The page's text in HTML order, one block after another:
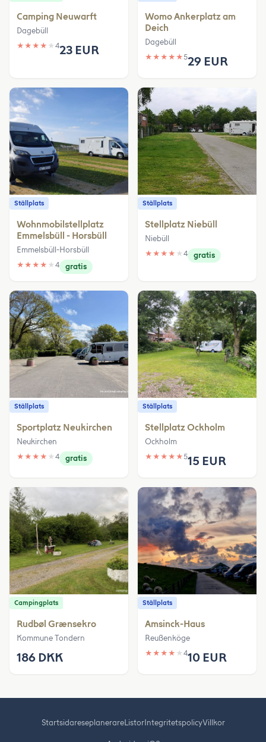
Camping Neuwarft
Dagebüll
★ ★ ★ ★ ★ 423 EUR
Womo Ankerplatz am
Deich
Dagebüll
★ ★ ★ ★ ★529 EUR
Ställplats
Wohnmobilstellplatz
Emmelsbüll - Horsbüll
Emmelsbüll-Horsbüll
★ ★ ★ ★ ★ 4 gratis
Ställplats
Stellplatz Niebüll
Niebüll
★ ★ ★ ★ ★ 4 gratis
Ställplats
Sportplatz Neukirchen
Neukirchen
★ ★ ★ ★ ★ 4 gratis
Ställplats
Stellplatz Ockholm
Ockholm
★ ★ ★ ★ ★515 EUR
Campingplats
Rudbøl Grænsekro
Kommune Tondern
186 DKK
Ställplats
Amsinck-Haus
Reußenköge
★ ★ ★ ★ ★ 410 EUR
StartsidareseplanerareListorIntegritetspolicyVillkor